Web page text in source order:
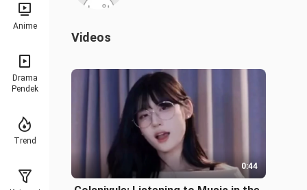
Anime
Drama
Pendek
Trend
Videos
0:44